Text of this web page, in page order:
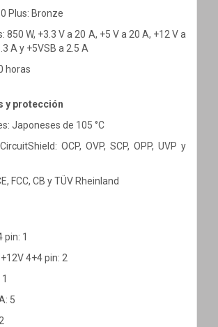
Plus: Bronze
850 W, +3.3 V a 20 A, +5 V a 20 A, +12 V a
A y +5VSB a 2.5 A
horas
y protección
Japoneses de 105 °C
OCP, OVP, SCP, OPP, UVP y
FCC, CB y TÜV Rheinland
pin: 1
4+4 pin: 2
5